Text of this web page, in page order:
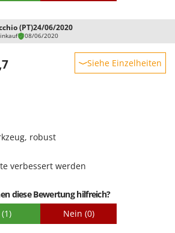
(PT)24/06/2020
08/06/2020
Siehe Einzelheiten
robust
verbessert werden
diese Bewertung hilfreich?
(1) Nein (0)